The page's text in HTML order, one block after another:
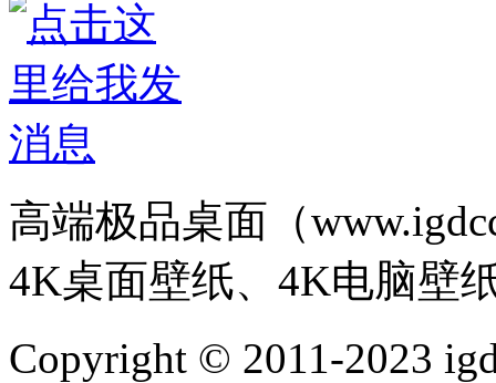
高端极品桌面（
4K桌面壁纸、4K电脑壁
Copyright © 2011-2023